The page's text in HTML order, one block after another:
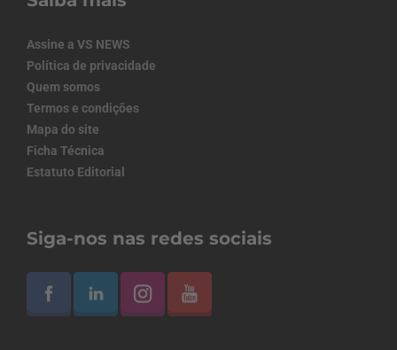
Assine a VS NEWS
Política de privacidade
Quem somos
Termos e condições
Mapa do site
Ficha Técnica
Estatuto Editorial
Siga-nos nas redes sociais